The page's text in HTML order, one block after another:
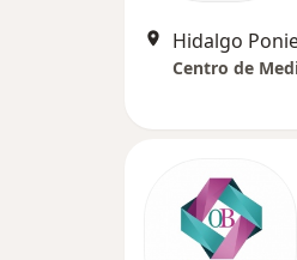
Hidalgo
Centro de